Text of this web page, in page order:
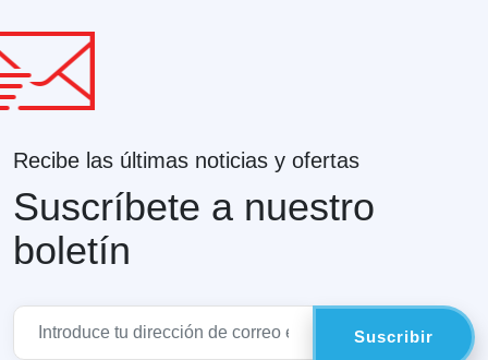
Recibe las últimas noticias y ofertas
Suscríbete a nuestro
boletín